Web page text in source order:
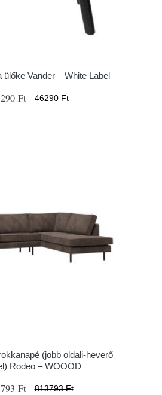
ülőke Vander – White Label
Ft 46290 Ft
(jobb oldali-heverő
Rodeo – WOOOD
Ft 813793 Ft